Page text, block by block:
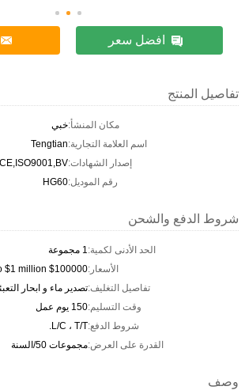
افضل سعر
تفاصيل المنتج
مكان المنشأ:خبي
اسم العلامة التجارية:Tengtian
إصدار الشهادات:CE,ISO9001,BV
رقم الموديل:HG60
شروط الدفع والشحن
الحد الأدنى لكمية:1 مجموعة
الأسعار:$100000 to $1 million
تفاصيل التغليف:تصدير ماء و ابحار
وقت التسليم:150 يوم عمل
شروط الدفع:L/C ، T/T.
القدرة على العرض:مجموعات 50/السنة
وصف